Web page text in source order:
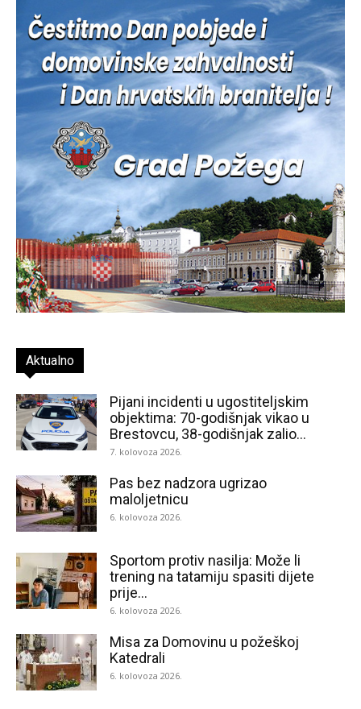
Aktualno
Pijani incidenti u ugostiteljskim
objektima: 70-godišnjak vikao u
Brestovcu, 38-godišnjak zalio...
7. kolovoza 2026.
Pas bez nadzora ugrizao
maloljetnicu
6. kolovoza 2026.
Sportom protiv nasilja: Može li
trening na tatamiju spasiti dijete
prije...
6. kolovoza 2026.
Misa za Domovinu u požeškoj
Katedrali
6. kolovoza 2026.